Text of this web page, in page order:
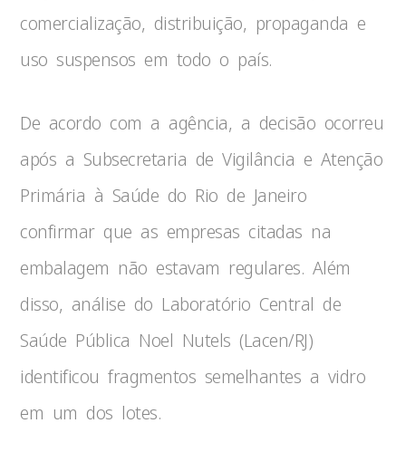
comercialização, distribuição, propaganda e
uso suspensos em todo o país.
De acordo com a agência, a decisão ocorreu
após a Subsecretaria de Vigilância e Atenção
Primária à Saúde do Rio de Janeiro
confirmar que as empresas citadas na
embalagem não estavam regulares. Além
disso, análise do Laboratório Central de
Saúde Pública Noel Nutels (Lacen/RJ)
identificou fragmentos semelhantes a vidro
em um dos lotes.